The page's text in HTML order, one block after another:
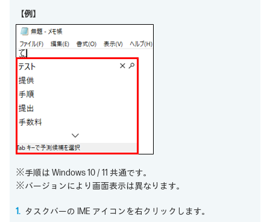
【例】
※手順は Windows 10 / 11 共通です。
※バージョンにより画面表示は異なります。
タスクバーの IME アイコンを右クリックします。